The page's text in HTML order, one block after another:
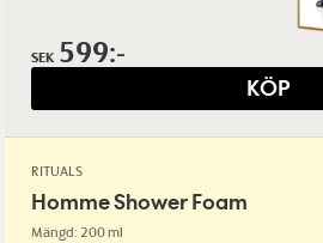
SEK 599:-
KÖP
RITUALS
Homme Shower Foam
Mängd: 200 ml